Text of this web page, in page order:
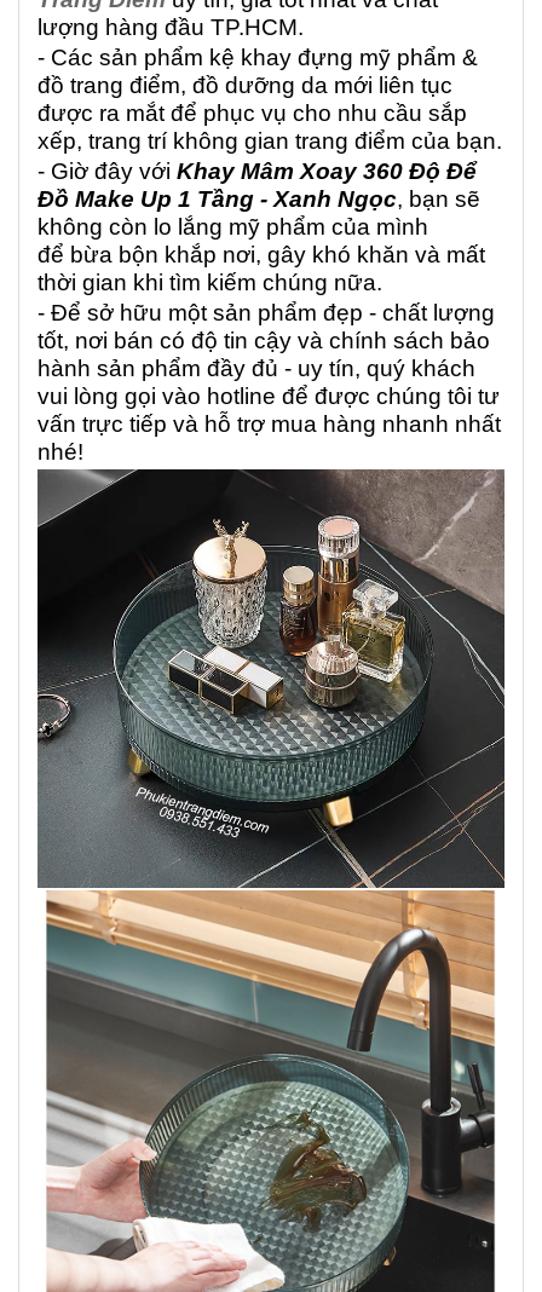
lượng hàng đầu TP.HCM.
- Các sản phẩm kệ khay đựng mỹ phẩm &
đồ trang điểm, đồ dưỡng da mới liên tục
được ra mắt để phục vụ cho nhu cầu sắp
xếp, trang trí không gian trang điểm của bạn.
- Giờ đây với Khay Mâm Xoay 360 Độ Để
Đồ Make Up 1 Tầng - Xanh Ngọc, bạn sẽ
không còn lo lắng mỹ phẩm của mình
để bừa bộn khắp nơi, gây khó khăn và mất
thời gian khi tìm kiếm chúng nữa.
- Để sở hữu một sản phẩm đẹp - chất lượng
tốt, nơi bán có độ tin cậy và chính sách bảo
hành sản phẩm đầy đủ - uy tín, quý khách
vui lòng gọi vào hotline để được chúng tôi tư
vấn trực tiếp và hỗ trợ mua hàng nhanh nhất
nhé!